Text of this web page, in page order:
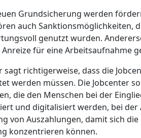
Grundsicherung werden
auch Sanktionsmöglichkeiten,
genutzt wurden.
für eine Arbeitsaufnahme
sagt richtigerweise, dass die
werden müssen. Die Jobcenter
die den Menschen bei der
und digitalisiert werden, bei
von Auszahlungen, damit sich
konzentrieren können.